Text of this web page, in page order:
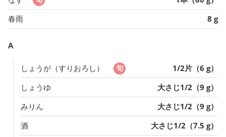
春雨
8 g
A
しょうが（すりおろし）
1/2片（6 g）
しょうゆ
大さじ1/2（9 g）
みりん
大さじ1/2（9 g）
酒
大さじ1/2（7.5 g）